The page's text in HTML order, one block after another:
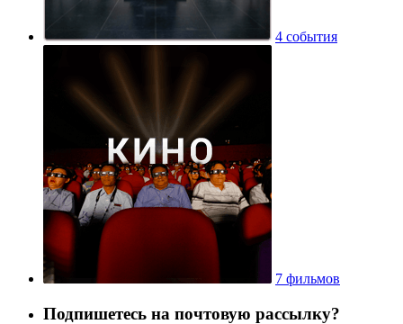
4 события
7 фильмов
Подпишетесь на почтовую рассылку?